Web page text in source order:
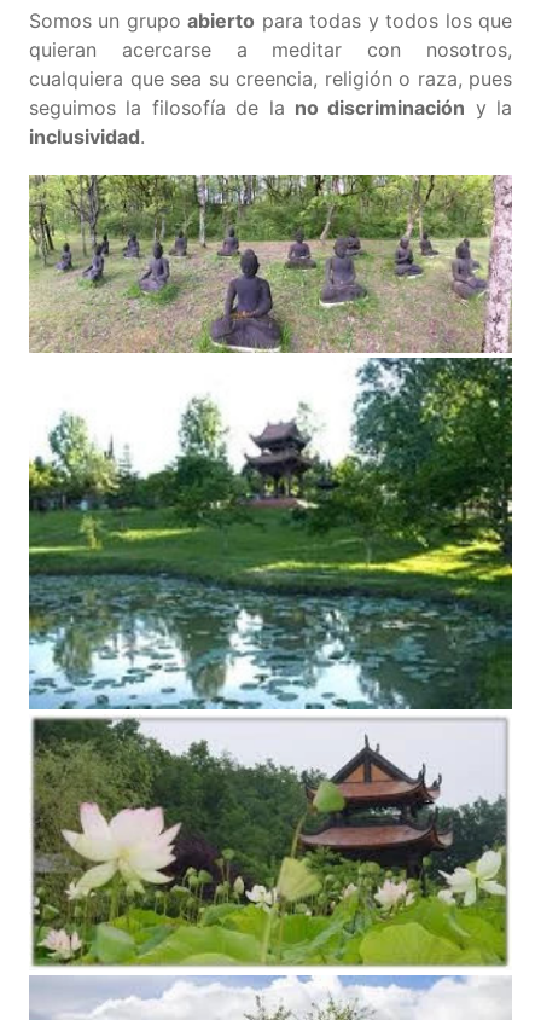
Somos un grupoabierto para todas y todos los que
quieran acercarse a meditar con nosotros,
cualquiera que sea su creencia, religión o raza, pues
seguimos la filosofía de la no discriminación y la
inclusividad.